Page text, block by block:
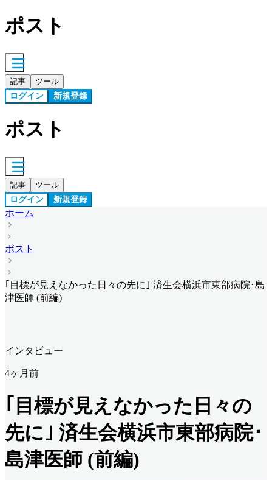
ポスト
記事 ツール
ログイン 新規登録
ポスト
記事 ツール
ログイン 新規登録
ホーム
ポスト
｢目標が見えなかった日々の先に｣ 済生会横浜市東部病院･島
津医師 (前編)
インタビュー
4ヶ月前
｢目標が見えなかった日々の
先に｣ 済生会横浜市東部病院･
島津医師 (前編)